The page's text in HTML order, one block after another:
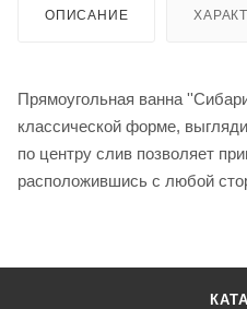
ОПИСАНИЕ
Прямоугольная ванна
классической форме,
по центру слив позволяет
расположившись с любой